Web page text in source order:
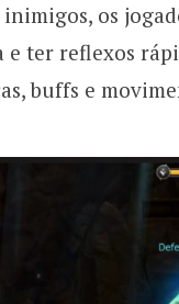
inimigos, os
e ter reflexos
buffs e